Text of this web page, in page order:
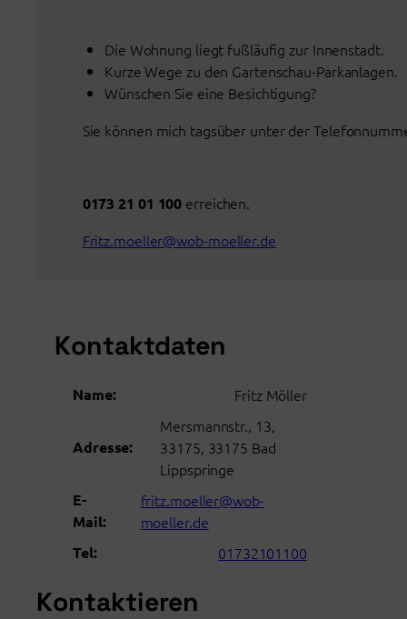
Die Wohnung liegt fußläufig zur Innenstadt.
Kurze Wege zu den Gartenschau-Parkanlagen.
Wünschen Sie eine Besichtigung?
Sie können mich tagsüber unter der
0173 21 01 100 erreichen.
Fritz.moeller@wob-moeller.de
Kontaktdaten
Name: Fritz Möller
Adresse:
Mersmannstr., 13,
33175, 33175 Bad
Lippspringe
E-
Mail:
fritz.moeller@wob-
moeller.de
Tel: 01732101100
Kontaktieren